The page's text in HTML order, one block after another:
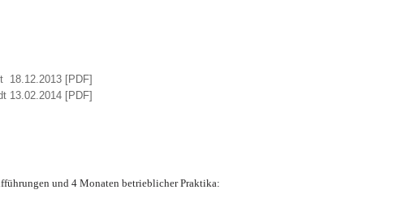
18.12.2013 [PDF]
13.02.2014 [PDF]
und 4 Monaten betrieblicher Praktika: